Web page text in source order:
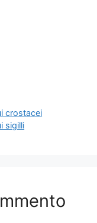
crostacei
sigilli